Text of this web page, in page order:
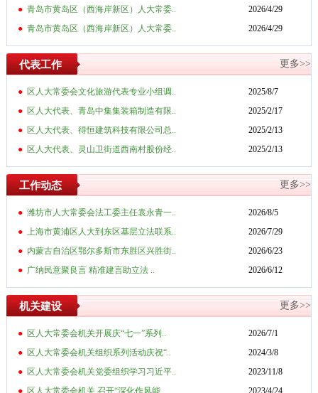
● 青岛市黄岛区（西海岸新区）人大常委..
2026/4/29
● 青岛市黄岛区（西海岸新区）人大常委.. 2026/4/29
代表工作 更多>>
● 区人大常委会文化旅游代表专业小组调..
2025/8/7
● 区人大代表、青岛中集集装箱制造有限..
2025/2/17
● 区人大代表、得恒建筑科技有限公司总..
2025/2/13
● 区人大代表、灵山卫街道西南村股份经.. 2025/2/13
工作动态 更多>>
● 潍坊市人大常委会法工委主任袁永青一..
2026/8/5
● 上海市黄浦区人大到东区基层立法联系..
2026/7/29
● 内蒙古自治区鄂尔多斯市东胜区兴胜街..
2026/6/23
● 广纳民意聚良言 精准建言助立法 .. 2026/6/12
机关建设 更多>>
● 区人大常委会机关开展庆“七一”系列..
2026/7/1
● 区人大常委会机关组织系列活动庆祝“..
2024/3/8
● 区人大常委会机关党委组织学习习近平..
2023/11/8
● 区人大常委会机关 召开“深化作风能.. 2023/4/24